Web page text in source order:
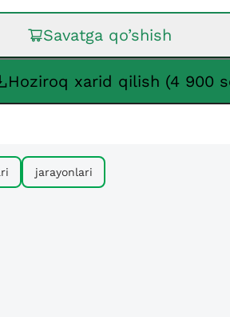
Savatga qo’shish
Hoziroq xarid qilish (4 900
jarayonlari